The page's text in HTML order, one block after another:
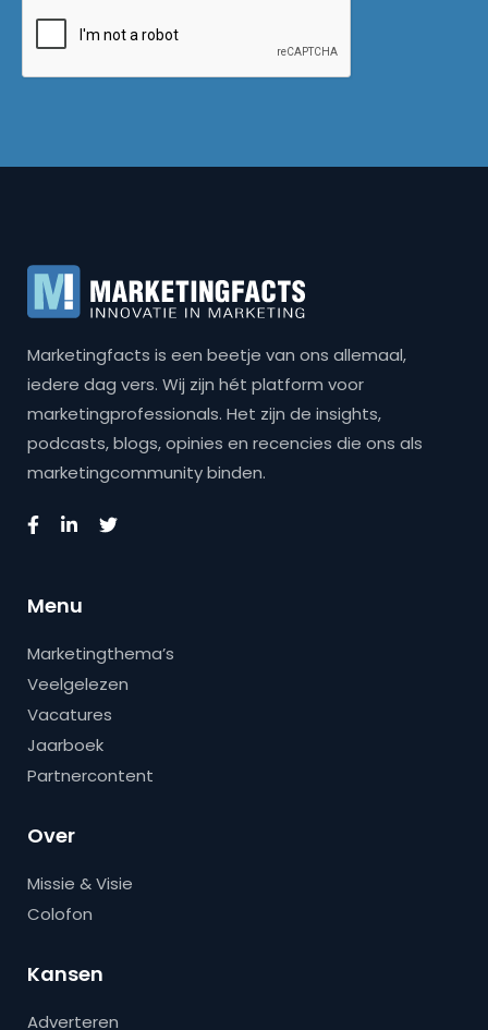
Marketingfacts is een beetje van ons allemaal,
iedere dag vers. Wij zijn hét platform voor
marketingprofessionals. Het zijn de insights,
podcasts, blogs, opinies en recencies die ons als
marketingcommunity binden.
Menu
Marketingthema’s
Veelgelezen
Vacatures
Jaarboek
Partnercontent
Over
Missie & Visie
Colofon
Kansen
Adverteren